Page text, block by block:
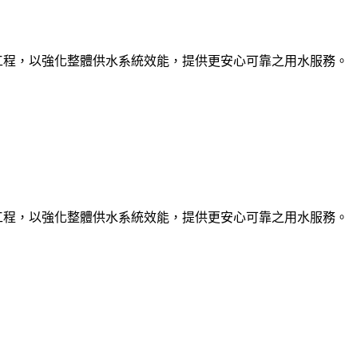
，以強化整體供水系統效能，提供更安心可靠之用水服務。
，以強化整體供水系統效能，提供更安心可靠之用水服務。